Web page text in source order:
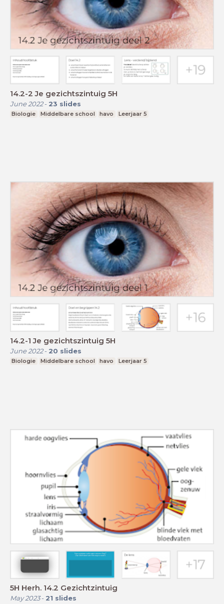
14.2-2 Je gezichtszintuig 5H
June 2022- 23 slides
Biologie Middelbare school havo Leerjaar 5
14.2-1 Je gezichtszintuig 5H
June 2022- 20 slides
Biologie Middelbare school havo Leerjaar 5
5H Herh. 14.2 Gezichtzintuig
May 2023- 21 slides